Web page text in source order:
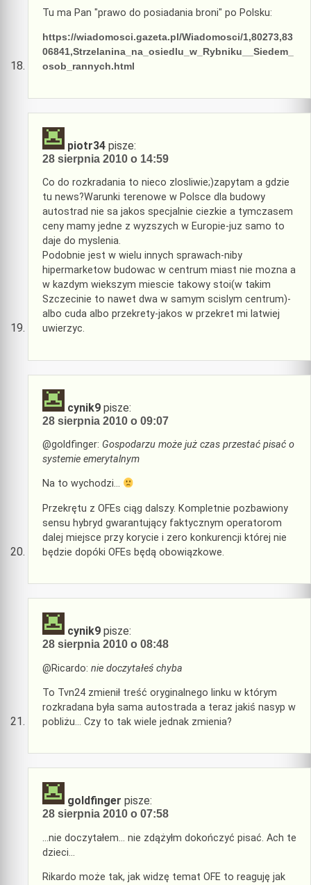
Tu ma Pan "prawo do posiadania broni" po Polsku:
https://wiadomosci.gazeta.pl/Wiadomosci/1,80273,83
06841,Strzelanina_na_osiedlu_w_Rybniku__Siedem_
osob_rannych.html
piotr34 pisze:
28 sierpnia 2010 o 14:59
Co do rozkradania to nieco zlosliwie;)zapytam a gdzie
tu news?Warunki terenowe w Polsce dla budowy
autostrad nie sa jakos specjalnie ciezkie a tymczasem
ceny mamy jedne z wyzszych w Europie-juz samo to
daje do myslenia.
Podobnie jest w wielu innych sprawach-niby
hipermarketow budowac w centrum miast nie mozna a
w kazdym wiekszym miescie takowy stoi(w takim
Szczecinie to nawet dwa w samym scislym centrum)-
albo cuda albo przekrety-jakos w przekret mi latwiej
uwierzyc.
cynik9 pisze:
28 sierpnia 2010 o 09:07
@goldfinger: Gospodarzu może już czas przestać pisać o
systemie emerytalnym
Na to wychodzi…
Przekrętu z OFEs ciąg dalszy. Kompletnie pozbawiony
sensu hybryd gwarantujący faktycznym operatorom
dalej miejsce przy korycie i zero konkurencji której nie
będzie dopóki OFEs będą obowiązkowe.
cynik9 pisze:
28 sierpnia 2010 o 08:48
@Ricardo: nie doczytałeś chyba
To Tvn24 zmienił treść oryginalnego linku w którym
rozkradana była sama autostrada a teraz jakiś nasyp w
pobliżu… Czy to tak wiele jednak zmienia?
goldfinger pisze:
28 sierpnia 2010 o 07:58
…nie doczytałem… nie zdążyłm dokończyć pisać. Ach te
dzieci…
Rikardo może tak, jak widzę temat OFE to reaguję jak